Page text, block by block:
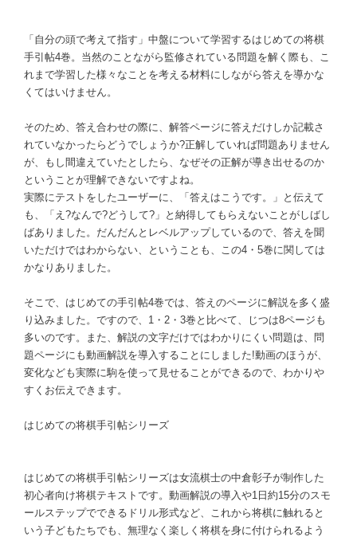
「自分の頭で考えて指す」中盤について学習するはじめての将棋
手引帖4巻。当然のことながら監修されている問題を解く際も、こ
れまで学習した様々なことを考える材料にしながら答えを導かな
くてはいけません。
そのため、答え合わせの際に、解答ページに答えだけしか記載さ
れていなかったらどうでしょうか?正解していれば問題ありません
が、もし間違えていたとしたら、なぜその正解が導き出せるのか
ということが理解できないですよね。
実際にテストをしたユーザーに、「答えはこうです。」と伝えて
も、「え?なんで?どうして?」と納得してもらえないことがしばし
ばありました。だんだんとレベルアップしているので、答えを聞
いただけではわからない、ということも、この4・5巻に関しては
かなりありました。
そこで、はじめての手引帖4巻では、答えのページに解説を多く盛
り込みました。ですので、1・2・3巻と比べて、じつは8ページも
多いのです。また、解説の文字だけではわかりにくい問題は、問
題ページにも動画解説を導入することにしました!動画のほうが、
変化なども実際に駒を使って見せることができるので、わかりや
すくお伝えできます。
はじめての将棋手引帖シリーズ
はじめての将棋手引帖シリーズは女流棋士の中倉彰子が制作した
初心者向け将棋テキストです。動画解説の導入や1日約15分のスモ
ールステップでできるドリル形式など、これから将棋に触れると
いう子どもたちでも、無理なく楽しく将棋を身に付けられるよう